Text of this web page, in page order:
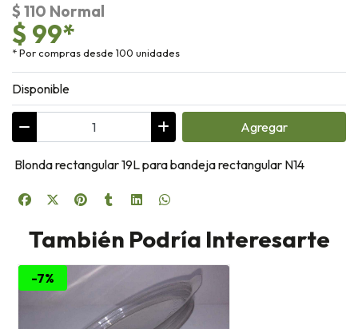
$ 110 Normal
$ 99*
* Por compras desde 100 unidades
Disponible
Agregar
Blonda rectangular 19L para bandeja rectangular N14
También Podría Interesarte
-7%